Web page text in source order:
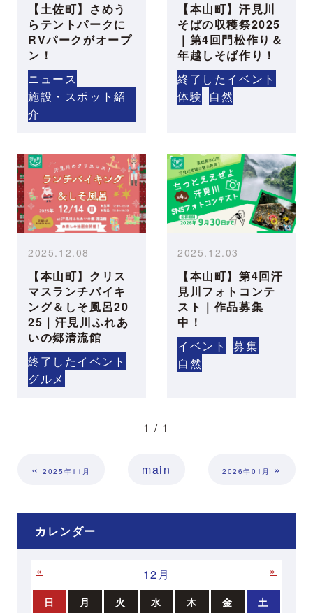
【土佐町】さめう
らテントパークに
RVパークがオープ
ン！
ニュース
施設・スポット紹
介
【本山町】汗見川
そばの収穫祭2025
｜第4回門松作り＆
年越しそば作り！
終了したイベント
体験
自然
【本山町】クリス
マスランチバイキ
ング＆しそ風呂20
25｜汗見川ふれあ
いの郷清流館
2025.12.08
終了したイベント
グルメ
【本山町】第4回汗
見川フォトコンテ
スト｜作品募集
中！
2025.12.03
イベント
募集
自然
1 / 1
«2025年11月 main 2026年01月 »
カレンダー
« 12月 »
日 月 火 水 木 金
土